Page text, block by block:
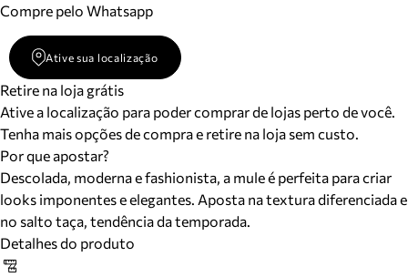
Compre pelo Whatsapp
Ative sua localização
Retire na loja grátis
Ative a localização para poder comprar de lojas perto de você.
Tenha mais opções de compra e retire na loja sem custo.
Por que apostar?
Descolada, moderna e fashionista, a mule é perfeita para criar
looks imponentes e elegantes. Aposta na textura diferenciada e
no salto taça, tendência da temporada.
Detalhes do produto